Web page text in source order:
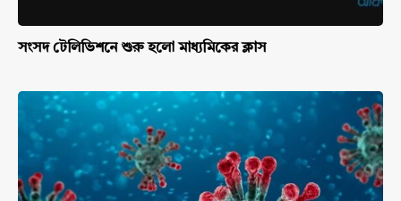
সংসদ টেলিভিশনে শুরু হলো মাধ্যমিকের ক্লাস